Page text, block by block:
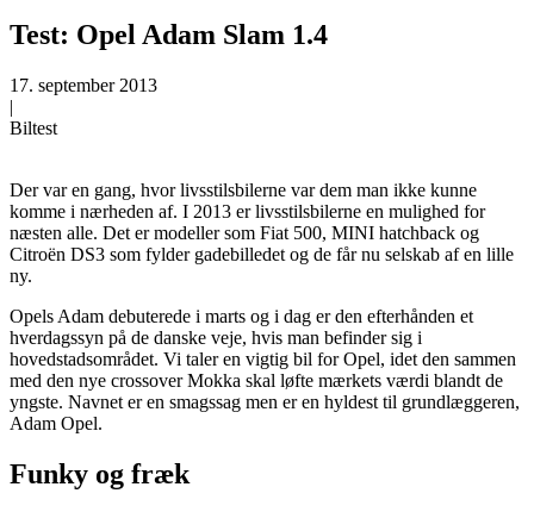
Test: Opel Adam Slam 1.4
17. september 2013
|
Biltest
Der var en gang, hvor livsstilsbilerne var dem man ikke kunne
komme i nærheden af. I 2013 er livsstilsbilerne en mulighed for
næsten alle. Det er modeller som Fiat 500, MINI hatchback og
Citroën DS3 som fylder gadebilledet og de får nu selskab af en lille
ny.
Opels Adam debuterede i marts og i dag er den efterhånden et
hverdagssyn på de danske veje, hvis man befinder sig i
hovedstadsområdet. Vi taler en vigtig bil for Opel, idet den sammen
med den nye crossover Mokka skal løfte mærkets værdi blandt de
yngste. Navnet er en smagssag men er en hyldest til grundlæggeren,
Adam Opel.
Funky og fræk